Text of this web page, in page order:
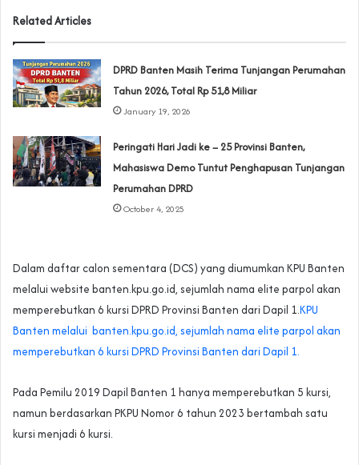
Related Articles
DPRD Banten Masih Terima Tunjangan Perumahan
Tahun 2026, Total Rp 51,8 Miliar
January 19, 2026
‎Peringati Hari Jadi ke – 25 Provinsi Banten,
Mahasiswa Demo Tuntut Penghapusan Tunjangan
Perumahan DPRD
October 4, 2025
Dalam daftar calon sementara (DCS) yang diumumkan KPU Banten
melalui website banten.kpu.go.id, sejumlah nama elite parpol akan
memperebutkan 6 kursi DPRD Provinsi Banten dari Dapil 1.KPU
Banten melalui banten.kpu.go.id, sejumlah nama elite parpol akan
memperebutkan 6 kursi DPRD Provinsi Banten dari Dapil 1.
Pada Pemilu 2019 Dapil Banten 1 hanya memperebutkan 5 kursi,
namun berdasarkan PKPU Nomor 6 tahun 2023 bertambah satu
kursi menjadi 6 kursi.